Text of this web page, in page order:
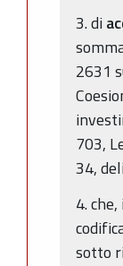
3. di
2631
703,
34,
4.
sotto